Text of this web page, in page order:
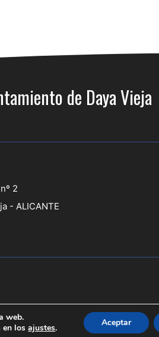
de Daya Vieja
2
- ALICANTE
web.
en losajustes. Aceptar